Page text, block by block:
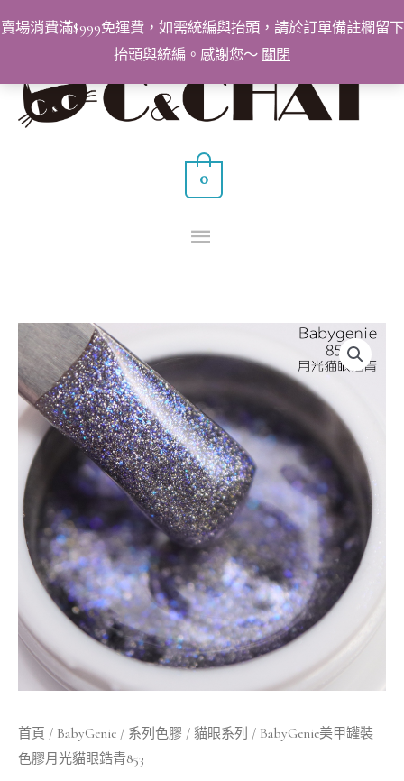
賣場消費滿$999免運費，如需統編與抬頭，請於訂單備註欄留下
抬頭與統編。感謝您～ 關閉
至
要
選
0
首頁 / BabyGenie / 系列色膠 / 貓眼系列 / BabyGenie美甲罐裝
色膠月光貓眼鋯青853
BabyGenie
美
甲
罐
色
膠
月
光
鋯
青
853
量